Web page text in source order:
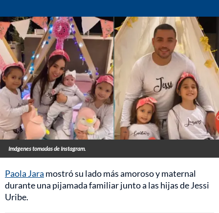
Imágenes tomadas de Instagram.
Paola Jara mostró su lado más amoroso y maternal
durante una pijamada familiar junto a las hijas de Jessi
Uribe.